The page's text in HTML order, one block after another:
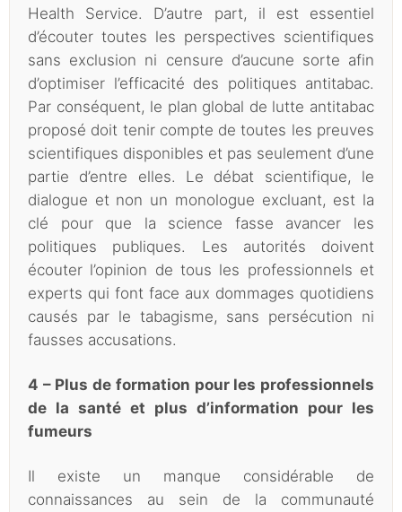
Health Service. D’autre part, il est essentiel
d’écouter toutes les perspectives scientifiques
sans exclusion ni censure d’aucune sorte afin
d’optimiser l’efficacité des politiques antitabac.
Par conséquent, le plan global de lutte antitabac
proposé doit tenir compte de toutes les preuves
scientifiques disponibles et pas seulement d’une
partie d’entre elles. Le débat scientifique, le
dialogue et non un monologue excluant, est la
clé pour que la science fasse avancer les
politiques publiques. Les autorités doivent
écouter l’opinion de tous les professionnels et
experts qui font face aux dommages quotidiens
causés par le tabagisme, sans persécution ni
fausses accusations.
4 – Plus de formation pour les professionnels
de la santé et plus d’information pour les
fumeurs
Il existe un manque considérable de
connaissances au sein de la communauté